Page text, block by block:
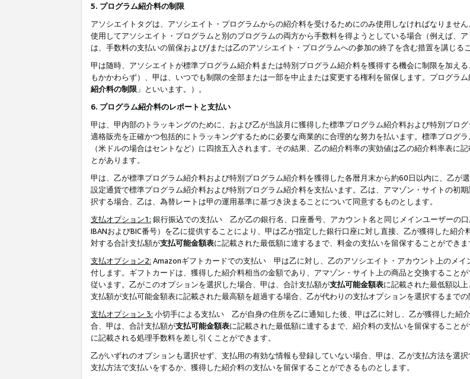
5. プログラム紹介料の制限
アソシエイトタグは、アソシエイト・プログラムからの紹介料を受けるためにのみ使用しなければなりませ
使用してアソシエイト・プログラムと別のプログラムの両方から手数料を得ようとしている場合（例えば、
は、手数料の支払いの留保および/または乙のアソシエイト・プログラムへの参加の終了を含む措置を講じる
甲は随時、アソシエイトが標準プログラム紹介料または特別プログラム紹介料を獲得する機会に制限を加え
もかかわらず）、甲は、いつでも制限の全部または一部を中止または変更する権利を留保します。プログラム
紹介料の制限 」といいます。）。
6. プログラム紹介料のレポートと支払い
甲は、甲内部のトラッキングのために、および乙が当該月に獲得した標準プログラム紹介料および特別プロ
適格販売を正確かつ包括的にトラッキングするために必要な商業的に合理的な努力を払います。標準プログ
（米ドルの場合はセントなど）に四捨五入されます。その結果、乙の紹介料率の実効値は乙の紹介料率表に
とがあります。
甲は、乙が標準プログラム紹介料および特別プログラム紹介料を獲得した各暦月末から約60日以内に、乙が
設定通貨で標準プログラム紹介料および特別プログラム紹介料を支払います。乙は、アマゾン・サイトの初
択する場合、乙は、為替レートは甲の運用基準に基づき決まることについて同意するものとします。
支払オプション1: 銀行振込での支払い 乙が乙の銀行名、口座番号、アカウント名と同じメインユーザーの口
IBANおよびBIC番号）を乙に提供することにより、甲は乙が指定した銀行口座に対し直接、乙が獲得した紹
対する合計支払額が支払可能金額表に記載された最低額に達するまで、料金の支払いを留保することができま
支払オプション2: Amazonギフトカードでの支払い 甲は乙に対し、乙のアソシエイト・アカウント上のメ
付します。ギフトカードは、獲得した紹介料相当の金額であり、アマゾン・サイト上の商品と交換すること
従います。乙がこのオプションを選択した場合、甲は、合計支払額が支払可能金額表に記載された最低額以
支払額が支払可能金額表に記載された最高額を超過する場合、乙が代わりの支払オプションを選択するまで
支払オプション 3: 小切手による支払い 乙が自身の住所を乙に通知した後、甲は乙に対し、乙が獲得した紹
合、甲は、合計支払額が支払可能金額表に記載された最低額に達するまで、紹介料の支払いを留保すること
に記載される処理手数料を差し引くことができます。
乙がいずれのオプションも選択せず、支払用の有効な情報も登録していない場合、甲は、乙が支払方法を選
支払方法で支払いをするか、獲得した紹介料の支払いを留保することができるものとします。